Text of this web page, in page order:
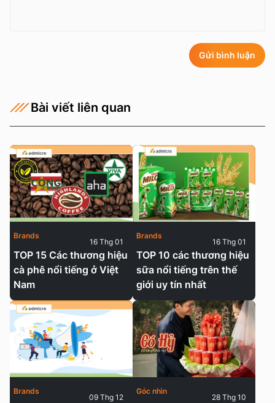
Gửi bình luận
Bài viết liên quan
TOP 15 Các thương hiệu
cà phê nổi tiếng ở Việt
Nam
Brands
16 Thg 01
TOP 10 các thương hiệu
sữa nổi tiếng trên thế
giới uy tín nhất
Brands
16 Thg 01
Brands
09 Thg 12
Góc nhìn
28 Thg 10